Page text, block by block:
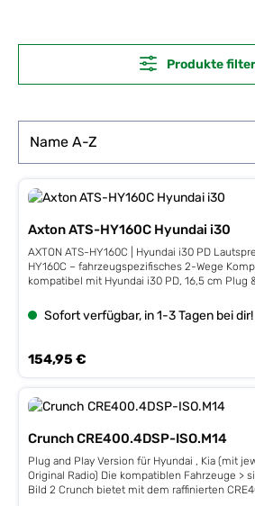
Produkte
Axton ATS-HY160C Hyundai i30
AXTON ATS-HY160C | Hyundai i30 PD Lautsprecher |
HY160C – fahrzeugspezifisches 2-Wege
kompatibel mit Hyundai i30 PD, 16,5 cm Plug
ein fahrzeugspezifisches 2-Wege
SPECIFIC Serie, kompatibel mit dem Hyundai
das System einfach an die Originalstecker
Komponenten passen exakt in die
Einbauplätze – schnell montiert, sauber
rückrüstbar. Kraftvoller, präziser Bass – spürbar mehr Dynamik Der 16,5
cm Tieftöner kombiniert einen kräftigen
beschichteten Papiermembran mit
zusätzliche Steifigkeit. Das Ergebnis ist ein
druckvoller Bass mit hoher Impulstreue.
greifbarer, Instrumente dynamischer und
definierter als herkömmliche Werkslautsprecher. Detailreiche
Sofort verfügbar, in 1-3 Tagen bei dir!
Regulärer Preis:
154,95 €
Crunch CRE400.4DSP-ISO.M14
Plug and Play Version für Hyundai , Kia (mit
Original Radio) Die kompatiblen Fahrzeuge > siehe ganz unten oder
Bild 2 Crunch bietet mit dem raffinierten CRE400.4DSP einen